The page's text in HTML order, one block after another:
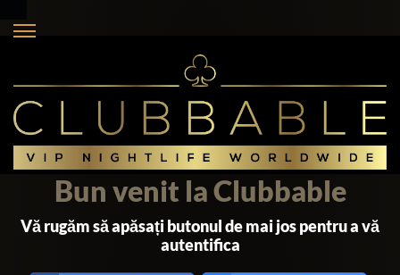
Bun venit la Clubbable
Vă rugăm să apăsați butonul de mai jos pentru a vă
autentifica